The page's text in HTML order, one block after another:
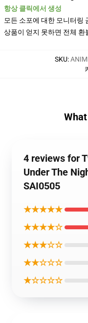
항상 클릭에서 생성
모든 소포에 대한 모니터링
상품이 얻지 못하면 전체 환
SKU:
4 reviews for
Under The
SAI0505
★★★★★
★★★★☆
★★★☆☆
★★☆☆☆
★☆☆☆☆